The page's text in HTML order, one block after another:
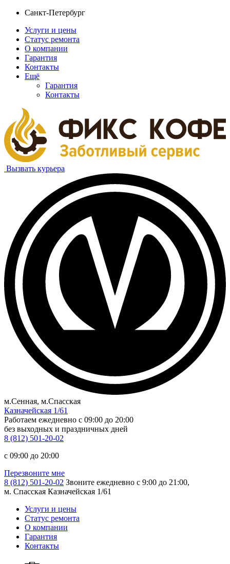
Санкт-Петербург
Услуги и цены
Статус ремонта
О компании
Гарантия
Контакты
Ещё
Гарантия
Контакты
Вызвать курьера
м.Сенная, м.Спасская
Казначейская 1/61
Работаем ежедневно c 09:00 до 20:00
без выходных и праздничных дней
8 (812) 501-20-02
c 09:00 до 20:00
Перезвоните мне
8 (812) 501-20-02 Звоните ежедневно с 9:00 до 21:00,
м. Спасская Казначейская 1/61
Услуги и цены
Статус ремонта
О компании
Гарантия
Контакты